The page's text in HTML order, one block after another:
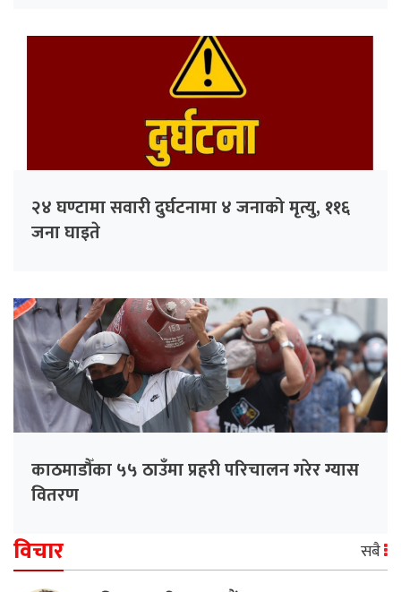
२४ घण्टामा सवारी दुर्घटनामा ४ जनाको मृत्यु, ११६
जना घाइते
काठमाडौँका ५५ ठाउँमा प्रहरी परिचालन गरेर ग्यास
वितरण
विचार सबै